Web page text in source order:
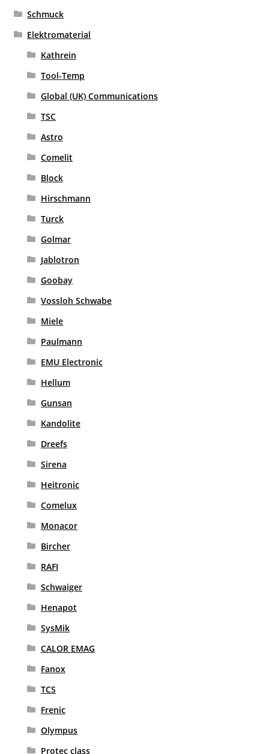
Schmuck
Elektromaterial
Kathrein
Tool-Temp
Global (UK) Communications
TSC
Astro
Comelit
Block
Hirschmann
Turck
Golmar
Jablotron
Goobay
Vossloh Schwabe
Miele
Paulmann
EMU Electronic
Hellum
Gunsan
Kandolite
Dreefs
Sirena
Heitronic
Comelux
Monacor
Bircher
RAFI
Schwaiger
Henapot
SysMik
CALOR EMAG
Fanox
TCS
Frenic
Olympus
Protec class